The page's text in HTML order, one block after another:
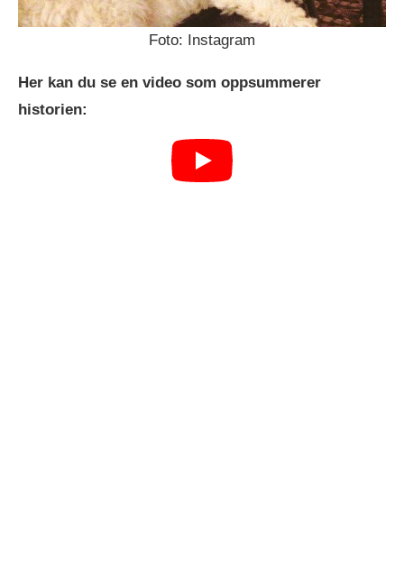
Foto: Instagram
Her kan du se en video som oppsummerer
historien: